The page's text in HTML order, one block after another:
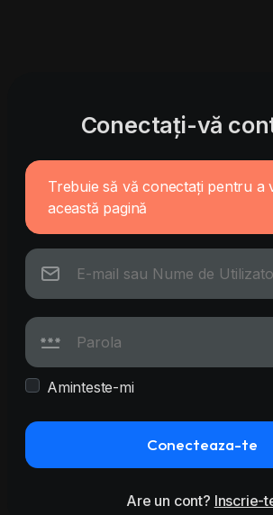
Conectați-vă
Trebuie să vă conectați pentru a
această pagină
Aminteste-mi
Conecteaza-te
Are un cont? Inscrie-